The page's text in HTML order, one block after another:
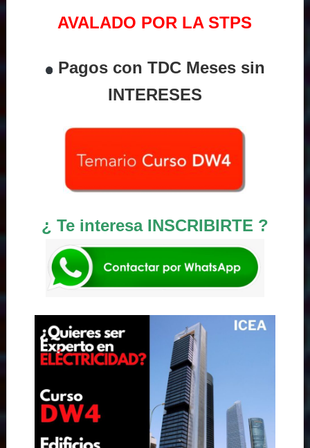
AVALADO POR LA STPS
Pagos con TDC Meses sin
INTERESES
¿ Te interesa INSCRIBIRTE ?